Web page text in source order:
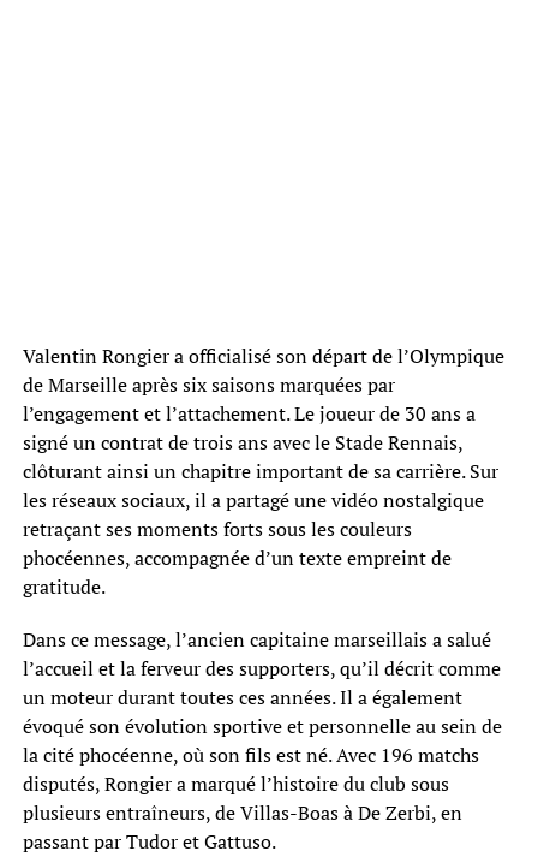
Valentin Rongier a officialisé son départ de l’Olympique
de Marseille après six saisons marquées par
l’engagement et l’attachement. Le joueur de 30 ans a
signé un contrat de trois ans avec le Stade Rennais,
clôturant ainsi un chapitre important de sa carrière. Sur
les réseaux sociaux, il a partagé une vidéo nostalgique
retraçant ses moments forts sous les couleurs
phocéennes, accompagnée d’un texte empreint de
gratitude.
Dans ce message, l’ancien capitaine marseillais a salué
l’accueil et la ferveur des supporters, qu’il décrit comme
un moteur durant toutes ces années. Il a également
évoqué son évolution sportive et personnelle au sein de
la cité phocéenne, où son fils est né. Avec 196 matchs
disputés, Rongier a marqué l’histoire du club sous
plusieurs entraîneurs, de Villas-Boas à De Zerbi, en
passant par Tudor et Gattuso.